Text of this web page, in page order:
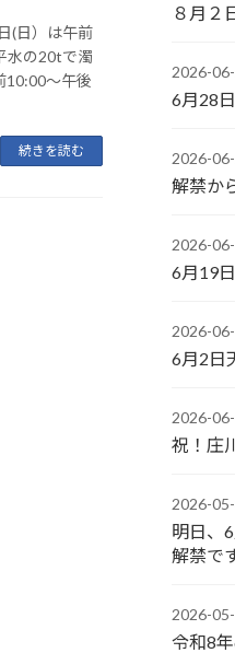
(日）は午前
水の20tで濁
10:00～午後
続きを読む
８月２
2026-
6月28
2026-
解禁か
2026-
6月19
2026-
6月2日
2026-
祝！庄
2026-
明日、
解禁で
2026-
令和8